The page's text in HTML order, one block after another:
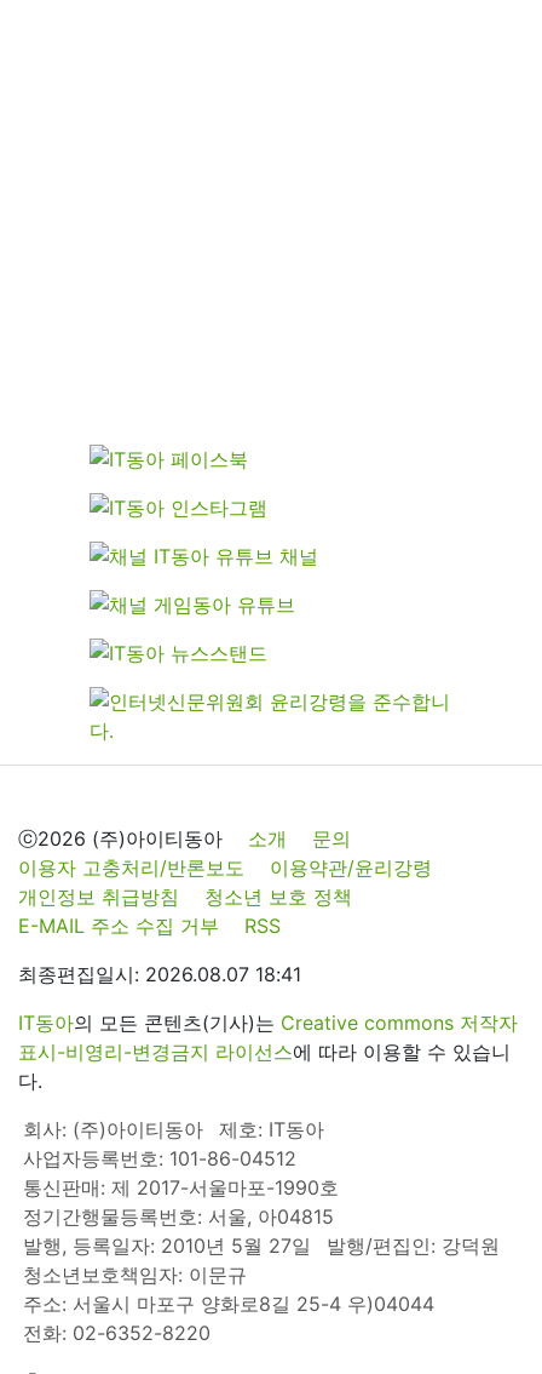
ⓒ2026 (주)아이티동아 소개
문의
이용자 고충처리/반론보도
이용약관/윤리강령
개인정보 취급방침
청소년 보호 정책
E-MAIL 주소 수집 거부
RSS
최종편집일시: 2026.08.07 18:41
IT동아의 모든 콘텐츠(기사)는 Creative commons 저작자
표시-비영리-변경금지 라이선스에 따라 이용할 수 있습니
다.
회사: (주)아이티동아
제호: IT동아
사업자등록번호: 101-86-04512
통신판매: 제 2017-서울마포-1990호
정기간행물등록번호: 서울, 아04815
발행, 등록일자: 2010년 5월 27일
발행/편집인: 강덕원
청소년보호책임자: 이문규
주소: 서울시 마포구 양화로8길 25-4 우)04044
전화: 02-6352-8220